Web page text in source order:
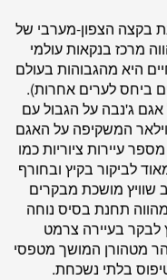
בקצה הצפון-מערבי של
מרכז בנקאות עולמי
היא מהגבוהות בעולם
ביחס לערים אחרות).
ג'נבה על הגבול עם
המשקיפה על האגם
עיירות ציוריות כמו
לביקור בקיץ ובחורף
מושכת מבקרים
תחנת בסיס נוחה
בעיירה צרמט
מטהורן המושך מטפסי
בלתי נשכחת.